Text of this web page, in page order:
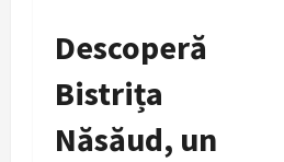
Descoperă
Bistrița
Năsăud, un